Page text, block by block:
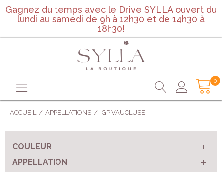
Gagnez du temps avec le Drive SYLLA ouvert du
lundi au samedi de 9h à 12h30 et de 14h30 à
18h30!
0
ACCUEIL / APPELLATIONS IGP VAUCLUSE
COULEUR
APPELLATION